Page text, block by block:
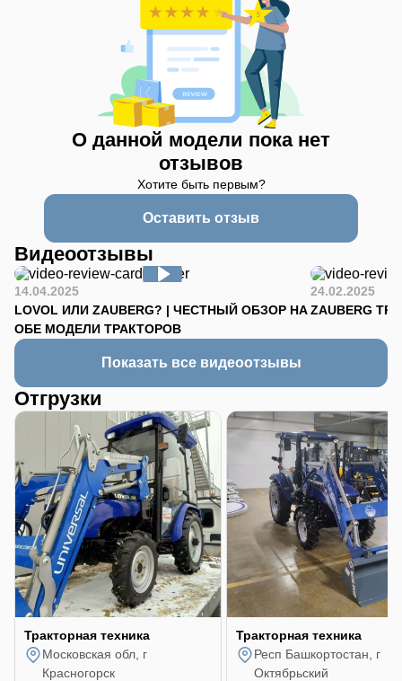
О данной модели пока нет
отзывов
Хотите быть первым?
Оставить отзыв
Видеоотзывы
14.04.2025
LOVOL ИЛИ ZAUBERG? | ЧЕСТНЫЙ ОБЗОР НА
ОБЕ МОДЕЛИ ТРАКТОРОВ
24.02.2025
ZAUBERG
Показать все видеоотзывы
Отгрузки
Тракторная техника
Московская обл, г
Красногорск
Тракторная техника
Респ Башкортостан, г
Октябрьский